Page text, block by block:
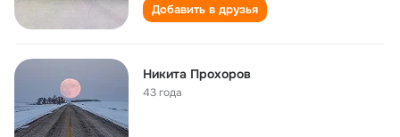
Добавить в друзья
Никита Прохоров
43 года